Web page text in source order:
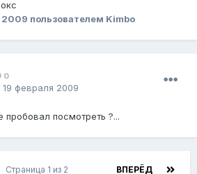
2009 пользователем Kimbo
0
19 февраля 2009
посмотреть ?...
ВПЕРЁД
Страница 1 из 2